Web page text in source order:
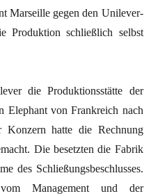
Marseille gegen den Unilever-
Produktion schließlich selbst
die Produktionsstätte der
Elephant von Frankreich nach
Konzern hatte die Rechnung
Die besetzten die Fabrik
des Schließungsbeschlusses.
Management und der